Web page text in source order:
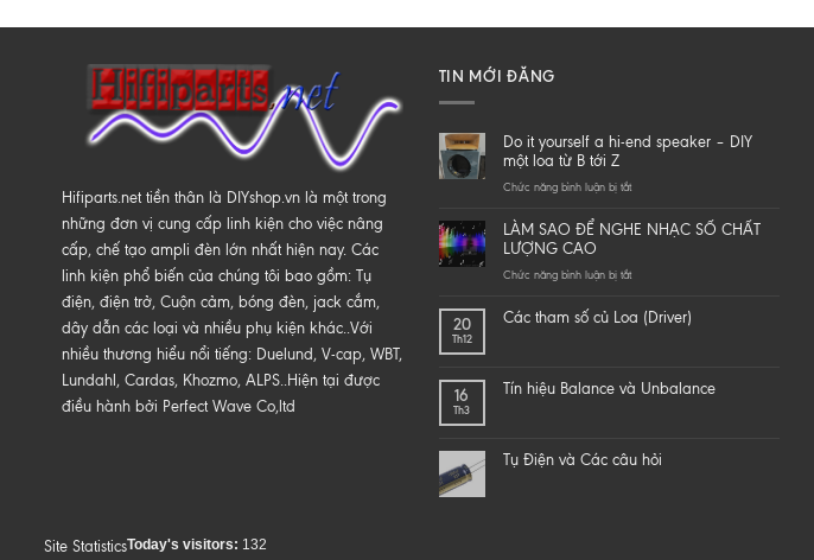
Hifiparts.net tiền thân là DIYshop.vn là một trong
những đơn vị cung cấp linh kiện cho việc nâng
cấp, chế tạo ampli đèn lớn nhất hiện nay. Các
linh kiện phổ biến của chúng tôi bao gồm: Tụ
điện, điện trở, Cuộn cảm, bóng đèn, jack cắm,
dây dẫn các loại và nhiều phụ kiện khác..Với
nhiều thương hiểu nổi tiếng: Duelund, V-cap, WBT,
Lundahl, Cardas, Khozmo, ALPS..Hiện tại được
điều hành bởi Perfect Wave Co,ltd
TIN MỚI ĐĂNG
Do it yourself a hi-end speaker – DIY
một loa từ B tới Z
Chức năng bình luận bị tắtở
it
hi-
speaker
loa
LÀM SAO ĐỂ NGHE NHẠC SỐ CHẤT
LƯỢNG CAO
Chức năng bình luận bị tắtở
SAO
SỐ
20
Th12
Các tham số củ Loa (Driver)
16
Th3
Tín hiệu Balance và Unbalance
Tụ Điện và Các câu hỏi
Site StatisticsToday's visitors: 132